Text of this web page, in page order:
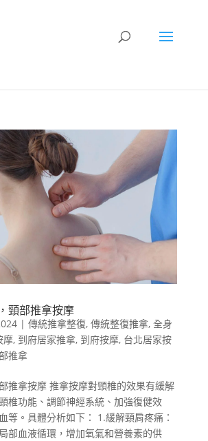
頸部推拿按摩
| 傳統推拿整復, 傳統整復推拿, 全身
摩, 到府居家推拿, 到府按摩, 台北居家按
推拿
推拿按摩 推拿按摩對頸椎的效果有緩解
椎功能、調節神經系統、加強復健效
等。具體分析如下： 1.緩解頸肩疼痛：
部血液循環，增加氧氣和營養素的供